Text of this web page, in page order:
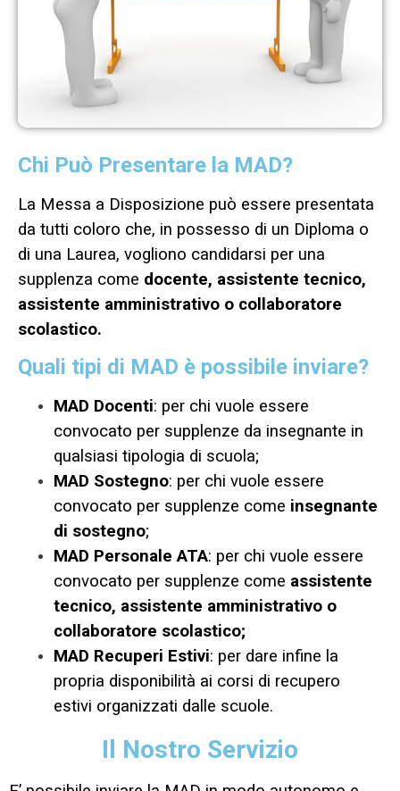
Chi Può Presentare la MAD?
La Messa a Disposizione può essere presentata
da tutti coloro che, in possesso di un Diploma o
di una Laurea, vogliono candidarsi per una
supplenza come docente, assistente tecnico,
assistente amministrativo o collaboratore
scolastico.
Quali tipi di MAD è possibile inviare?
MAD Docenti: per chi vuole essere
convocato per supplenze da insegnante in
qualsiasi tipologia di scuola;
MAD Sostegno: per chi vuole essere
convocato per supplenze come insegnante
di sostegno;
MAD Personale ATA: per chi vuole essere
convocato per supplenze come assistente
tecnico, assistente amministrativo o
collaboratore scolastico;
MAD Recuperi Estivi: per dare infine la
propria disponibilità ai corsi di recupero
estivi organizzati dalle scuole.
Il Nostro Servizio